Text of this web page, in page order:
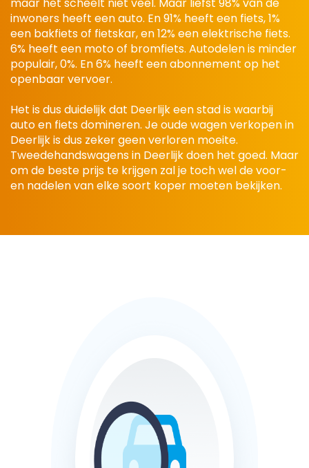
inwoners heeft een auto. En 91% heeft een fiets, 1%
een bakfiets of fietskar, en 12% een elektrische fiets.
6% heeft een moto of bromfiets. Autodelen is minder
populair, 0%. En 6% heeft een abonnement op het
openbaar vervoer.
Het is dus duidelijk dat Deerlijk een stad is waarbij
auto en fiets domineren. Je oude wagen verkopen in
Deerlijk is dus zeker geen verloren moeite.
Tweedehandswagens in Deerlijk doen het goed. Maar
om de beste prijs te krijgen zal je toch wel de voor-
en nadelen van elke soort koper moeten bekijken.